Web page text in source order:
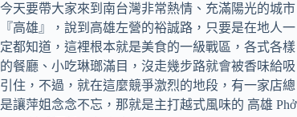
大
利
麵、
夏
日
限
今天要帶大家來到南台灣非常熱情、充滿陽光的城市
『高雄』，說到高雄左營的裕誠路，只要是在地人一
定都知道，這裡根本就是美食的一級戰區，各式各樣
的餐廳、小吃琳瑯滿目，沒走幾步路就會被香味給吸
引住，不過，就在這麼競爭激烈的地段，有一家店總
是讓萍姐念念不忘，那就是主打越式風味的 高雄 Phở